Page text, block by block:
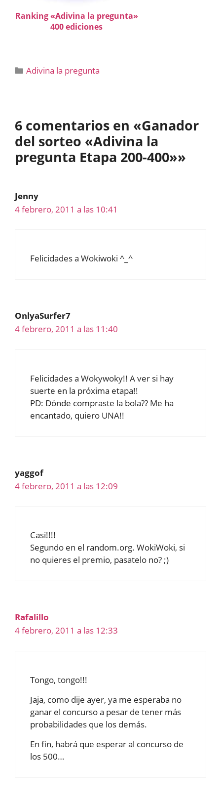
Ranking «Adivina la pregunta»
400 ediciones
Categorías
Adivina la pregunta
6 comentarios en «Ganador
del sorteo «Adivina la
pregunta Etapa 200-400»»
Jenny
4 febrero, 2011 a las 10:41
Felicidades a Wokiwoki ^_^
OnlyaSurfer7
4 febrero, 2011 a las 11:40
Felicidades a Wokywoky!! A ver si hay
suerte en la próxima etapa!!
PD: Dónde compraste la bola?? Me ha
encantado, quiero UNA!!
yaggof
4 febrero, 2011 a las 12:09
Casi!!!!
Segundo en el random.org. WokiWoki, si
no quieres el premio, pasatelo no? ;)
Rafalillo
4 febrero, 2011 a las 12:33
Tongo, tongo!!!
Jaja, como dije ayer, ya me esperaba no
ganar el concurso a pesar de tener más
probabilidades que los demás.
En fin, habrá que esperar al concurso de
los 500…